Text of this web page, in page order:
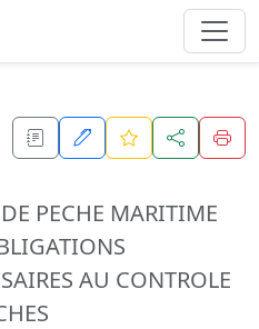
PECHE MARITIME
AU CONTROLE